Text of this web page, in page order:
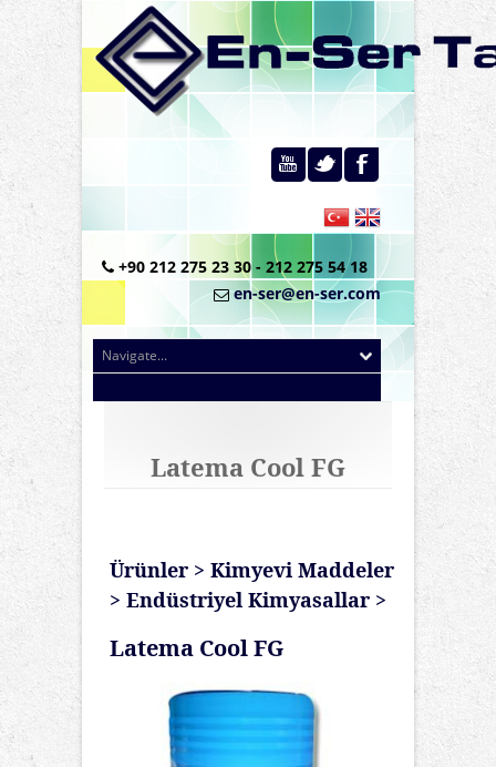
+90 212 275 23 30 - 212 275 54 18
en-ser@en-ser.com
Latema Cool FG
Ürünler > Kimyevi Maddeler
> Endüstriyel Kimyasallar >
Latema Cool FG